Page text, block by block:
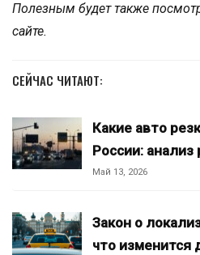
Полезным будет также
сайте.
СЕЙЧАС ЧИТАЮТ:
Какие авто
России: анализ
Май 13, 2026
Закон о
что изменится